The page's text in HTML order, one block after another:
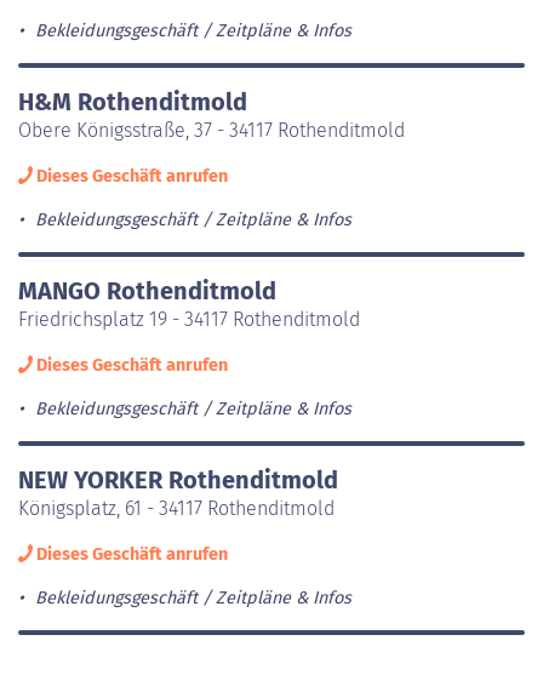
Bekleidungsgeschäft Zeitpläne & Infos
H&M Rothenditmold
Obere Königsstraße, 37 - 34117 Rothenditmold
Dieses Geschäft anrufen
Bekleidungsgeschäft Zeitpläne & Infos
MANGO Rothenditmold
Friedrichsplatz 19 - 34117 Rothenditmold
Dieses Geschäft anrufen
Bekleidungsgeschäft Zeitpläne & Infos
NEW YORKER Rothenditmold
Königsplatz, 61 - 34117 Rothenditmold
Dieses Geschäft anrufen
Bekleidungsgeschäft Zeitpläne & Infos